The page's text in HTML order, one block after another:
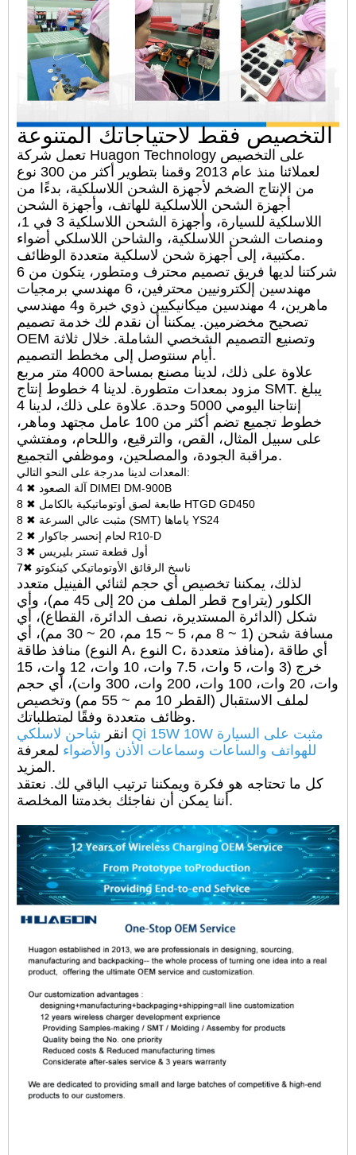
التخصيص فقط لاحتياجاتك المتنوعة
تعمل شركة Huagon Technology على التخصيص
لعملائنا منذ عام 2013 وقمنا بتطوير أكثر من 300 نوع
من الإنتاج الضخم لأجهزة الشحن اللاسلكية، بدءًا من
أجهزة الشحن اللاسلكية للهاتف، وأجهزة الشحن
اللاسلكية للسيارة، وأجهزة الشحن اللاسلكية 3 في 1،
ومنصات الشحن اللاسلكية، والشاحن اللاسلكي أضواء
مكتبية، إلى أجهزة شحن لاسلكية متعددة الوظائف.
شركتنا لديها فريق تصميم محترف ومتطور، يتكون من 6
مهندسين إلكترونيين محترفين، 6 مهندسي برمجيات
ماهرين، 4 مهندسين ميكانيكيين ذوي خبرة و4 مهندسي
تصحيح مخضرمين. يمكننا أن نقدم لك خدمة تصميم
OEM وتصنيع التصميم الشخصي الشاملة. خلال ثلاثة
أيام سنتوصل إلى مخطط التصميم.
علاوة على ذلك، لدينا مصنع بمساحة 4000 متر مربع
مزود بمعدات متطورة. لدينا 4 خطوط إنتاج SMT. يبلغ
إنتاجنا اليومي 5000 وحدة. علاوة على ذلك، لدينا 4
خطوط تجميع تضم أكثر من 100 عامل مجتهد وماهر،
على سبيل المثال، القص، والترقيع، واللحام، ومفتشي
مراقبة الجودة، والمصلحين، وموظفي التجميع.
المعدات لدينا مدرجة على النحو التالي:
4 ✖ آلة الصعود DIMEI DM-900B
8 ✖ طابعة لصق أوتوماتيكية بالكامل HTGD GD450
8 ✖ مثبت عالي السرعة (SMT) ياماها YS24
2 ✖ لحام إنحسر جاكوار R10-D
3 ✖ أول قطعة تستر بليريس
7✖ ناسخ الرقائق الأوتوماتيكي كينكوتو
لذلك، يمكننا تخصيص أي حجم لثنائي الفينيل متعدد
الكلور (يتراوح قطر الملف من 20 إلى 45 مم)، وأي
شكل (الدائرة المستديرة، نصف الدائرة، القطاع)، أي
مسافة شحن (1 ~ 8 مم، 5 ~ 15 مم، 20 ~ 30 مم)، أي
منافذ طاقة (النوع A، النوع C، منافذ متعددة)، أي طاقة
خرج (3 وات، 5 وات، 7.5 وات، 10 وات، 12 وات، 15
وات، 20 وات، 100 وات، 200 وات، 300 وات)، أي حجم
لملف الاستقبال (القطر 10 مم ~ 55 مم) وتخصيص
وظائف متعددة وفقًا لمتطلباتك.
انقر شاحن لاسلكي Qi 15W 10W مثبت على السيارة
للهواتف والساعات وسماعات الأذن والأضواء لمعرفة
المزيد.
كل ما تحتاجه هو فكرة ويمكننا ترتيب الباقي لك. نعتقد
أننا يمكن أن نفاجئك بخدمتنا المخلصة.